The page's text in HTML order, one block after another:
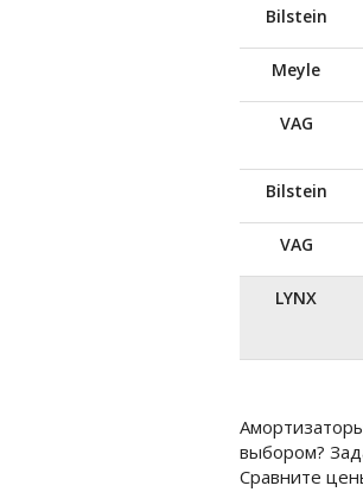
Bilstein
Meyle
VAG
Bilstein
VAG
LYNX
выбором?
Сравните